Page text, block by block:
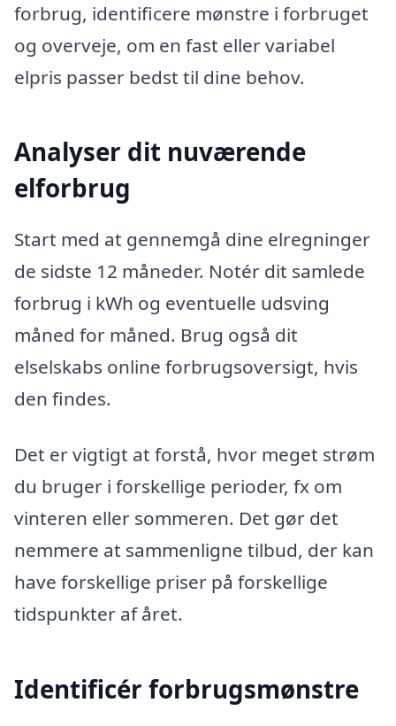
forbrug, identificere mønstre i forbruget
og overveje, om en fast eller variabel
elpris passer bedst til dine behov.
Analyser dit nuværende
elforbrug
Start med at gennemgå dine elregninger
de sidste 12 måneder. Notér dit samlede
forbrug i kWh og eventuelle udsving
måned for måned. Brug også dit
elselskabs online forbrugsoversigt, hvis
den findes.
Det er vigtigt at forstå, hvor meget strøm
du bruger i forskellige perioder, fx om
vinteren eller sommeren. Det gør det
nemmere at sammenligne tilbud, der kan
have forskellige priser på forskellige
tidspunkter af året.
Identificér forbrugsmønstre